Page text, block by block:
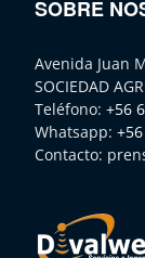
SOBRE
Avenida Juan
SOCIEDAD
Teléfono: +56
Whatsapp:
Contacto: